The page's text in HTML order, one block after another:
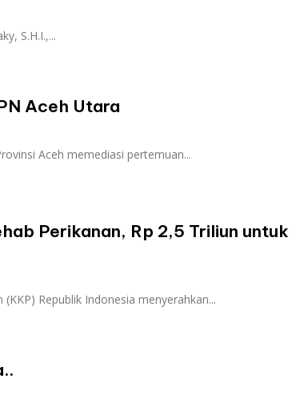
S.H.I.,...
Aceh Utara
Aceh memediasi pertemuan...
Perikanan, Rp 2,5 Triliun untuk
Republik Indonesia menyerahkan...